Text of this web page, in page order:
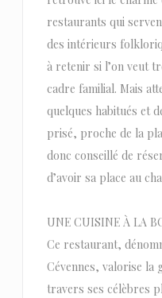
restaurants qui
des intérieurs
à retenir si l’on veut
cadre familial. Mais
quelques habitués et
prisé, proche de la
donc conseillé de
d’avoir sa place au
UNE CUISINE À LA
Ce restaurant,
Cévennes, valorise la
travers ses célèbres